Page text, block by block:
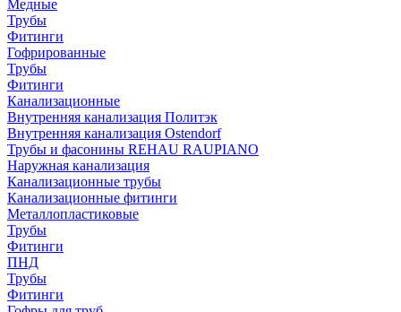
Медные
Трубы
Фитинги
Гофрированные
Трубы
Фитинги
Канализационные
Внутренняя канализация Политэк
Внутренняя канализация Ostendorf
Трубы и фасонины REHAU RAUPIANO
Наружная канализация
Канализационные трубы
Канализационные фитинги
Металлопластиковые
Трубы
Фитинги
ПНД
Трубы
Фитинги